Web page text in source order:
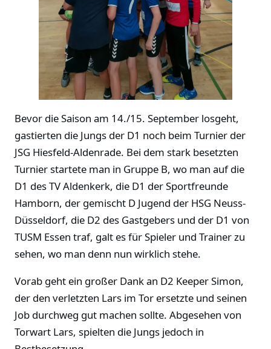
Bevor die Saison am 14./15. September losgeht,
gastierten die Jungs der D1 noch beim Turnier der
JSG Hiesfeld-Aldenrade. Bei dem stark besetzten
Turnier startete man in Gruppe B, wo man auf die
D1 des TV Aldenkerk, die D1 der Sportfreunde
Hamborn, der gemischt D Jugend der HSG Neuss-
Düsseldorf, die D2 des Gastgebers und der D1 von
TUSM Essen traf, galt es für Spieler und Trainer zu
sehen, wo man denn nun wirklich stehe.
Vorab geht ein großer Dank an D2 Keeper Simon,
der den verletzten Lars im Tor ersetzte und seinen
Job durchweg gut machen sollte. Abgesehen von
Torwart Lars, spielten die Jungs jedoch in